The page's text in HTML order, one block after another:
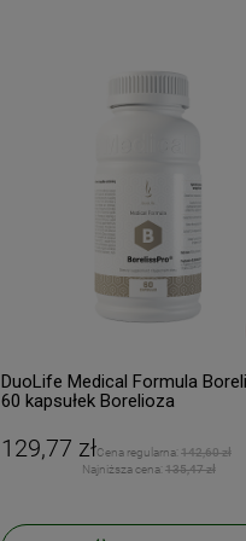
DuoLife Medical Formula
60 kapsułek Borelioza
129,77 złCena regularna: 142,60 zł
Najniższa cena: 135,47 zł